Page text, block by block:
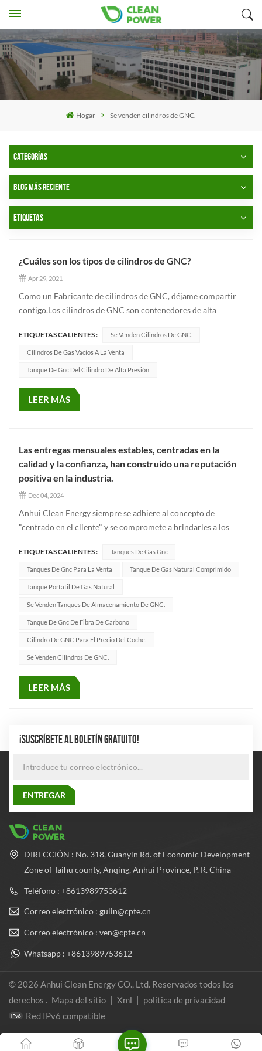
Hogar Se venden cilindros de GNC.
CATEGORÍAS
BLOG MÁS RECIENTE
ETIQUETAS
¿Cuáles son los tipos de cilindros de GNC?
Apr 29, 2021
Como un Fabricante de cilindros de GNC, déjame compartir
contigo.Los cilindros de GNC son contenedores de alta
comprimido. Este recipiente a alta presión que contiene gases
inflamables y explosivos es un recipiente a presión con peligro
de explosió...
ETIQUETAS CALIENTES : Se Venden Cilindros De GNC.
Cilindros De Gas Vacíos A La Venta
Tanque De Gnc Del Cilindro De Alta Presión
LEER MÁS
Las entregas mensuales estables, centradas en la
calidad y la confianza, han construido una reputación
positiva en la industria.
Dec 04, 2024
Anhui Clean Energy siempre se adhiere al concepto de
"centrado en el cliente" y se compromete a brindarles a los
profesionales. Los pedidos de cada mes no sólo atestiguan la
confianza de nuestros clientes en nuestros productos y servi...
ETIQUETAS CALIENTES : Tanques De Gas Gnc
Tanques De Gnc Para La Venta Tanque De Gas Natural Comprimido
Tanque Portatil De Gas Natural
Se Venden Tanques De Almacenamiento De GNC.
Tanque De Gnc De Fibra De Carbono
Cilindro De GNC Para El Precio Del Coche.
Se Venden Cilindros De GNC.
LEER MÁS
¡SUSCRÍBETE AL BOLETÍN GRATUITO!
DIRECCIÓN : No. 318, Guanyin Rd. of Economic Development
Zone of Taihu county, Anqing, Anhui Province, P. R. China
Teléfono : +8613989753612
Correo electrónico : gulin@cpte.cn
Correo electrónico : ven@cpte.cn
Whatsapp : +8613989753612
© 2026 Anhui Clean Energy CO., Ltd. Reservados todos los
derechos . Mapa del sitio | Xml | política de privacidad
Red IPv6 compatible